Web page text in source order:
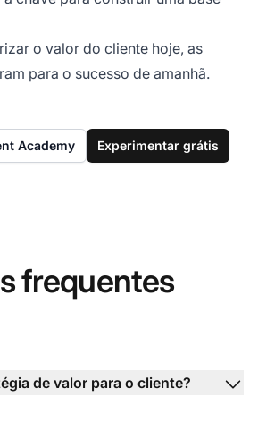
o valor do cliente hoje, as
para o sucesso de amanhã.
Academy Experimentar grátis
frequentes
de valor para o cliente?